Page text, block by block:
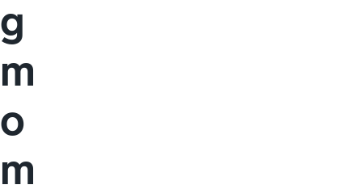
g
m
o
m